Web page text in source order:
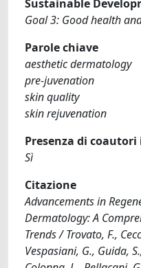
Sustainable
Goal 3: Good health
Parole chiave
aesthetic dermatology
pre-juvenation
skin quality
skin rejuvenation
Presenza di
Sì
Citazione
Advancements in
Dermatology: A
Trends / Trovato, F.,
Vespasiani, G., Guida,